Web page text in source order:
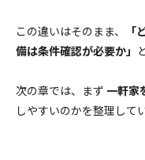
この違いはそのまま、
備は条件確認が必要か」
次の章では、まず 一軒家
しやすいのかを整理して